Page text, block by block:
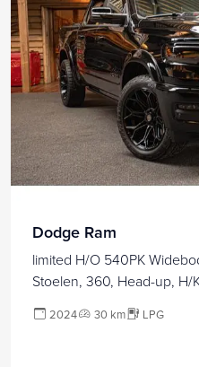
Dodge Ram
limited H/O 540PK
Stoelen, 360, Head-up, H/
2024 30 km LPG